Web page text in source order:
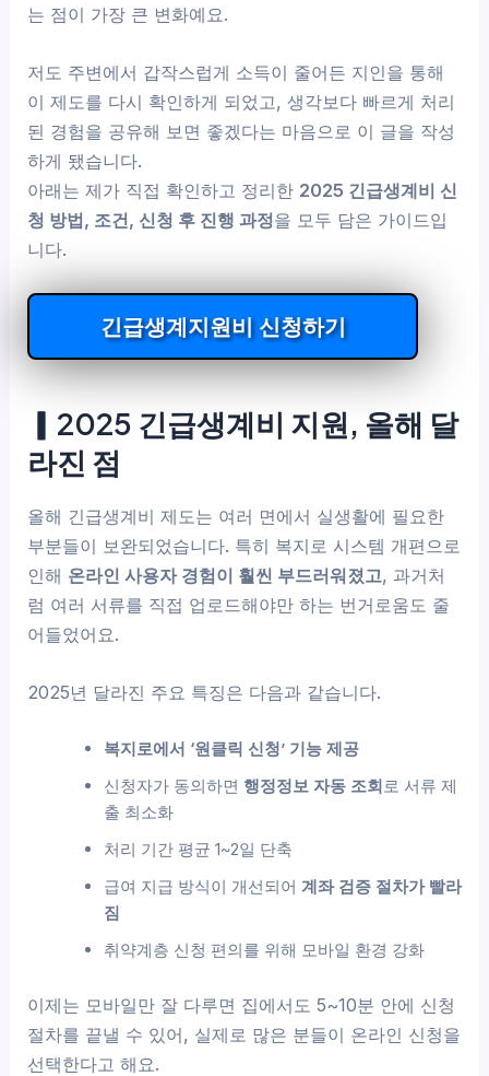
는 점이 가장 큰 변화예요.
저도 주변에서 갑작스럽게 소득이 줄어든 지인을 통해
이 제도를 다시 확인하게 되었고, 생각보다 빠르게 처리
된 경험을 공유해 보면 좋겠다는 마음으로 이 글을 작성
하게 됐습니다.
아래는 제가 직접 확인하고 정리한 2025 긴급생계비 신
청 방법, 조건, 신청 후 진행 과정을 모두 담은 가이드입
니다.
긴급생계지원비 신청하기
▎2025 긴급생계비 지원, 올해 달
라진 점
올해 긴급생계비 제도는 여러 면에서 실생활에 필요한
부분들이 보완되었습니다. 특히 복지로 시스템 개편으로
인해 온라인 사용자 경험이 훨씬 부드러워졌고, 과거처
럼 여러 서류를 직접 업로드해야만 하는 번거로움도 줄
어들었어요.
2025년 달라진 주요 특징은 다음과 같습니다.
복지로에서 ‘원클릭 신청’ 기능 제공
신청자가 동의하면 행정정보 자동 조회로 서류 제
출 최소화
처리 기간 평균 1~2일 단축
급여 지급 방식이 개선되어 계좌 검증 절차가 빨라
짐
취약계층 신청 편의를 위해 모바일 환경 강화
이제는 모바일만 잘 다루면 집에서도 5~10분 안에 신청
절차를 끝낼 수 있어, 실제로 많은 분들이 온라인 신청을
선택한다고 해요.